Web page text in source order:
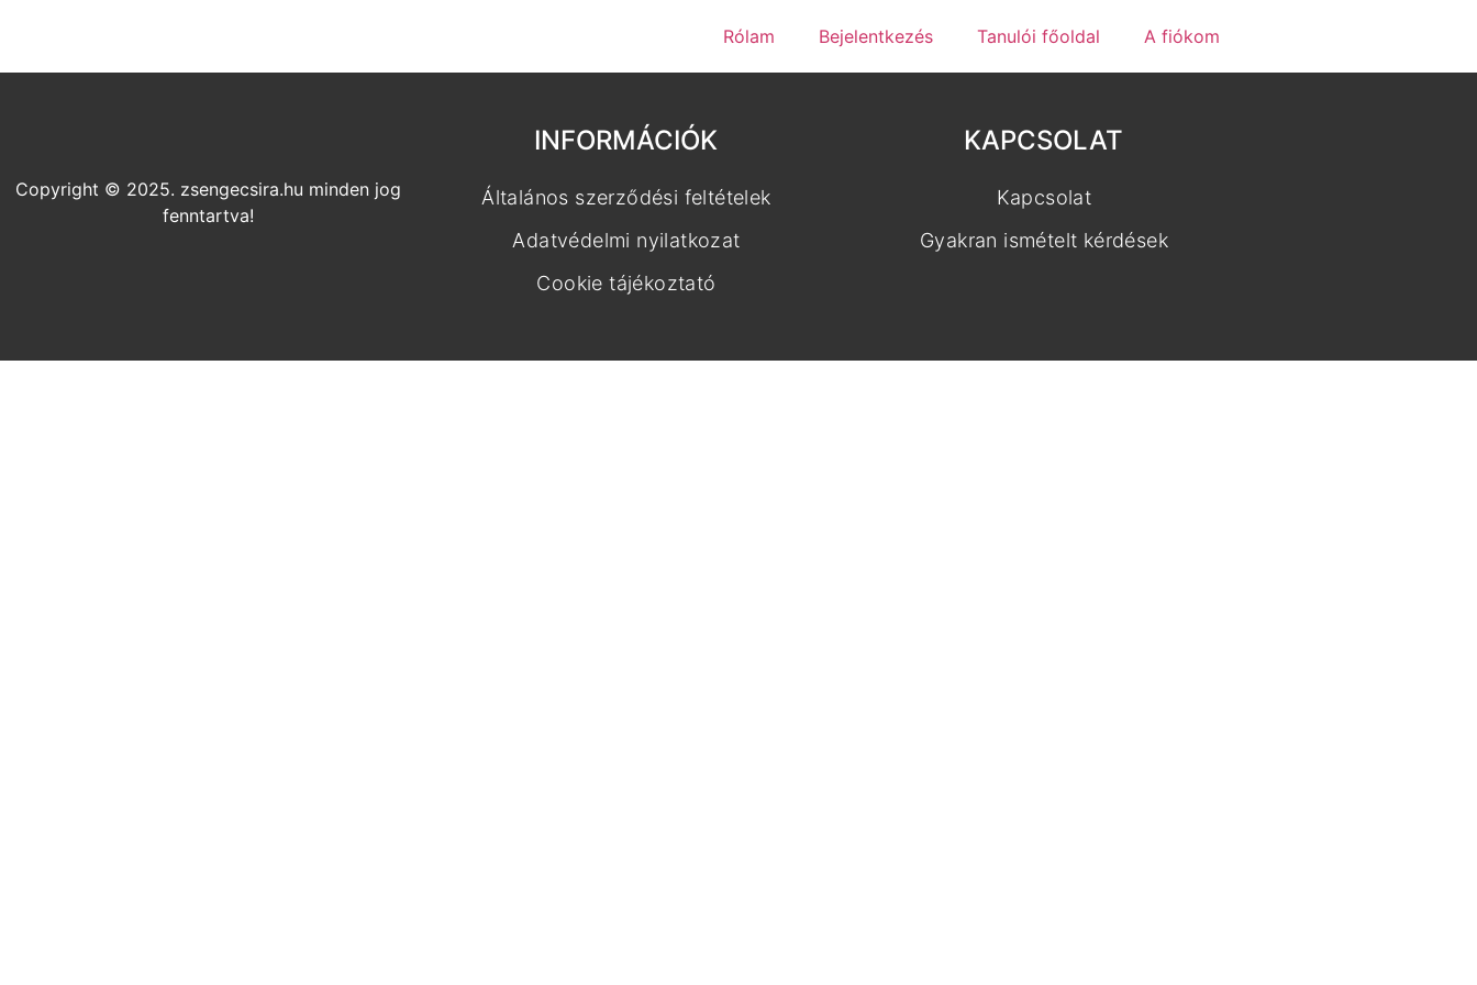
Rólam Bejelentkezés Tanulói főoldal A fiókom
Copyright © 2025. zsengecsira.hu minden jog
fenntartva!
INFORMÁCIÓK
Általános szerződési feltételek
Adatvédelmi nyilatkozat
Cookie tájékoztató
KAPCSOLAT
Kapcsolat
Gyakran ismételt kérdések